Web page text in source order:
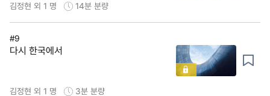
김정현 외 1 명 14분 분량
#9
다시 한국에서
김정현 외 1 명 3분 분량